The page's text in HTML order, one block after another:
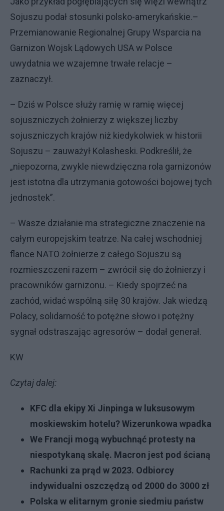
Sojuszu podał stosunki polsko-amerykańskie.–
Przemianowanie Regionalnej Grupy Wsparcia na
Garnizon Wojsk Lądowych USA w Polsce
uwydatnia we wzajemne trwałe relacje –
zaznaczył.
– Dziś w Polsce służy ramię w ramię więcej
sojuszniczych żołnierzy z większej liczby
sojuszniczych krajów niż kiedykolwiek w historii
Sojuszu – zauważył Kolasheski. Podkreślił, że
„niepozorna, zwykle niewdzięczna rola garnizonów
jest istotna dla utrzymania gotowości bojowej tych
jednostek”.
– Wasze działanie ma strategiczne znaczenie na
całym europejskim teatrze. Na całej wschodniej
flance NATO żołnierze z całego Sojuszu są
rozmieszczeni razem – zwrócił się do żołnierzy i
pracowników garnizonu. – Kiedy spojrzeć na
zachód, widać wspólną siłę 30 krajów. Jak wiedzą
Polacy, solidarność to potężne słowo i potężny
sygnał odstraszając agresorów – dodał generał.
KW
Czytaj dalej:
KFC dla ekipy Xi Jinpinga w luksusowym
moskiewskim hotelu? Wizerunkowa wpadka
We Francji mogą wybuchnąć protesty na
niespotykaną skalę. Macron jest pod ścianą
Rachunki za prąd w 2023. Odbiorcy
indywidualni oszczędzą od 2000 do 3000 zł
Polska w elitarnym gronie siedmiu państw